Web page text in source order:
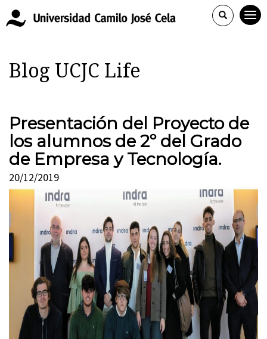
Blog UCJC Life
Presentación del Proyecto de
los alumnos de 2º del Grado
de Empresa y Tecnología.
20/12/2019